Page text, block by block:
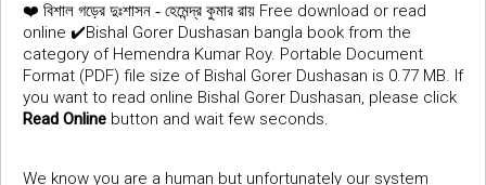
❤️ বিশাল গড়ের দুঃশাসন - হেমেন্দ্র কুমার রায় Free download or read
online ✔️Bishal Gorer Dushasan bangla book from the
category of Hemendra Kumar Roy. Portable Document
Format (PDF) file size of Bishal Gorer Dushasan is 0.77 MB. If
you want to read online Bishal Gorer Dushasan, please click
Read Online button and wait few seconds.
We know you are a human but unfortunately our system